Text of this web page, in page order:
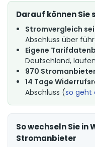
Darauf können Sie
Stromvergleich
Abschluss über
Eigene
Deutschland,
970
14 Tage
Abschluss (so geht
So wechseln Sie in
Stromanbieter